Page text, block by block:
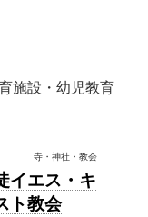
施設・幼児教育
寺・神社・教会
イエス・キ
ト教会